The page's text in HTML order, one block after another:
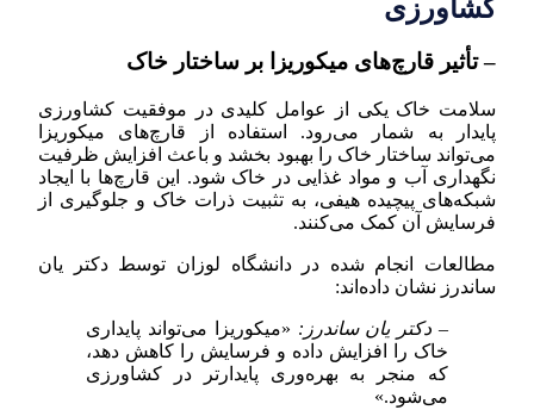
کشاورزی
– تأثیر قارچ‌های میکوریزا بر ساختار خاک
سلامت خاک یکی از عوامل کلیدی در موفقیت کشاورزی
پایدار به شمار می‌رود. استفاده از قارچ‌های میکوریزا
می‌تواند ساختار خاک را بهبود بخشد و باعث افزایش ظرفیت
نگهداری آب و مواد غذایی در خاک شود. این قارچ‌ها با ایجاد
شبکه‌های پیچیده هیفی، به تثبیت ذرات خاک و جلوگیری از
فرسایش آن کمک می‌کنند.
مطالعات انجام شده در دانشگاه لوزان توسط دکتر یان
ساندرز نشان داده‌اند:
– دکتر یان ساندرز: «میکوریزا می‌تواند پایداری
خاک را افزایش داده و فرسایش را کاهش دهد،
که منجر به بهره‌وری پایدارتر در کشاورزی
می‌شود.»